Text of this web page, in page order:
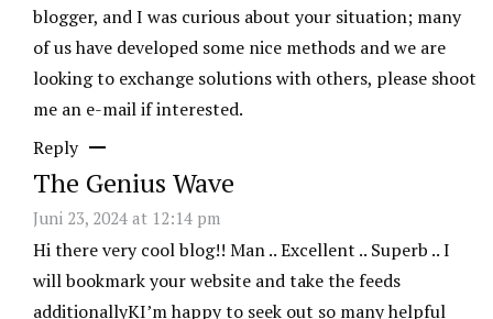
blogger, and I was curious about your situation; many
of us have developed some nice methods and we are
looking to exchange solutions with others, please shoot
me an e-mail if interested.
Reply
The Genius Wave
Juni 23, 2024 at 12:14 pm
Hi there very cool blog!! Man .. Excellent .. Superb .. I
will bookmark your website and take the feeds
additionallyKI’m happy to seek out so many helpful